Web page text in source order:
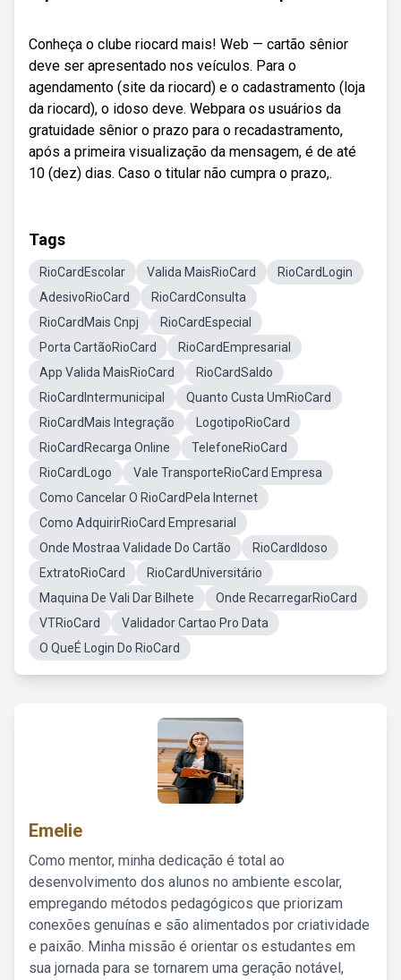
Conheça o clube riocard mais! Web — cartão sênior
deve ser apresentado nos veículos. Para o
agendamento (site da riocard) e o cadastramento (loja
da riocard), o idoso deve. Webpara os usuários da
gratuidade sênior o prazo para o recadastramento,
após a primeira visualização da mensagem, é de até
10 (dez) dias. Caso o titular não cumpra o prazo,.
Tags
RioCardEscolar Valida MaisRioCard
RioCardLogin
AdesivoRioCard
RioCardConsulta
RioCardMais Cnpj
RioCardEspecial
Porta CartãoRioCard
RioCardEmpresarial
App Valida MaisRioCard
RioCardSaldo
RioCardIntermunicipal
Quanto Custa UmRioCard
RioCardMais Integração
LogotipoRioCard
RioCardRecarga Online
TelefoneRioCard
RioCardLogo
Vale TransporteRioCard Empresa
Como Cancelar O RioCardPela Internet
Como AdquirirRioCard Empresarial
Onde Mostraa Validade Do Cartão
RioCardIdoso
ExtratoRioCard
RioCardUniversitário
Maquina De Vali Dar Bilhete
Onde RecarregarRioCard
VTRioCard
Validador Cartao Pro Data
O QueÉ Login Do RioCard
Emelie
Como mentor, minha dedicação é total ao
desenvolvimento dos alunos no ambiente escolar,
empregando métodos pedagógicos que priorizam
conexões genuínas e são alimentados por criatividade
e paixão. Minha missão é orientar os estudantes em
sua jornada para se tornarem uma geração notável,